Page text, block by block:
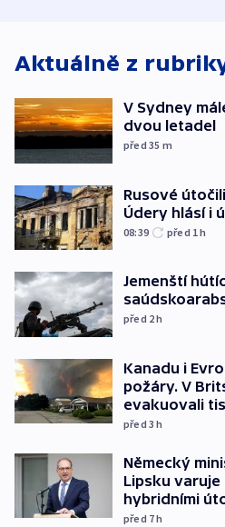
Aktuálně z
V Sydney
dvou letadel
před 35 m
Rusové
Údery hlásí i
08:39 před 1h
Jemenští
před 2h
Kanadu i
požáry. V
evakuovali
před 3h
Německý
Lipsku
hybridními
před 7h